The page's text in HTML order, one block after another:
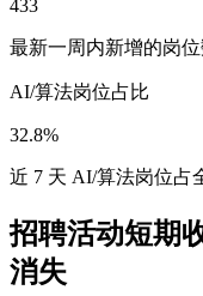
433
最新一周内新增的岗
AI/算法岗位占比
32.8%
近 7 天 AI/算法岗位占
招聘活动短期
消失